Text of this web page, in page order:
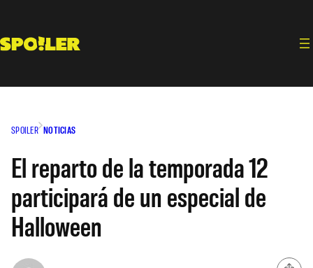
contenido
SPOILER NOTICIAS
El reparto de la temporada 12
participará de un especial de
Halloween